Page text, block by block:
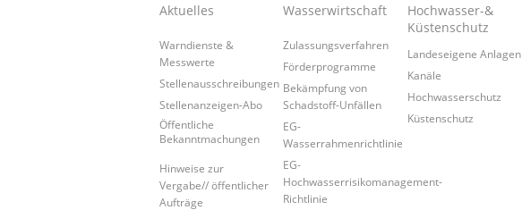
Aktuelles
Warndienste &
Messwerte
Stellenausschreibungen
Stellenanzeigen-Abo
Öffentliche
Bekanntmachungen
Hinweise zur
Vergabe// öffentlicher
Aufträge
Wasserwirtschaft
Zulassungsverfahren
Förderprogramme
Bekämpfung von
Schadstoff-Unfällen
EG-
Wasserrahmenrichtlinie
EG-
Hochwasserrisikomanagement-
Richtlinie
Hochwasser-&
Küstenschutz
Landeseigene Anlagen
Kanäle
Hochwasserschutz
Küstenschutz